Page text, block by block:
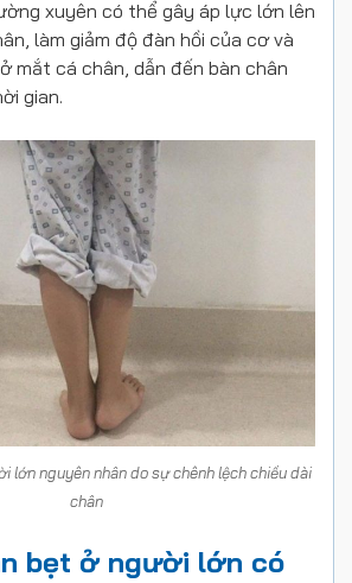
xuyên có thể gây áp lực lớn lên
làm giảm độ đàn hồi của cơ và
mắt cá chân, dẫn đến bàn chân
gian.
lớn nguyên nhân do sự chênh lệch chiều dài
chân
bẹt ở người lớn có